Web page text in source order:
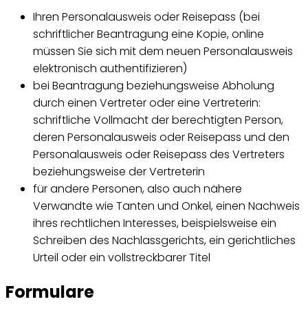
Ihren Personalausweis oder Reisepass (bei
schriftlicher Beantragung eine Kopie, online
müssen Sie sich mit dem neuen Personalausweis
elektronisch authentifizieren)
bei Beantragung beziehungsweise Abholung
durch einen Vertreter oder eine Vertreterin:
schriftliche Vollmacht der berechtigten Person,
deren Personalausweis oder Reisepass und den
Personalausweis oder Reisepass des Vertreters
beziehungsweise der Vertreterin
für andere Personen, also auch nähere
Verwandte wie Tanten und Onkel, einen Nachweis
ihres rechtlichen Interesses, beispielsweise ein
Schreiben des Nachlassgerichts, ein gerichtliches
Urteil oder ein vollstreckbarer Titel
Formulare